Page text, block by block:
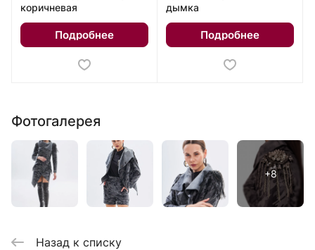
коричневая
Подробнее
дымка
Подробнее
Фотогалерея
Назад к списку